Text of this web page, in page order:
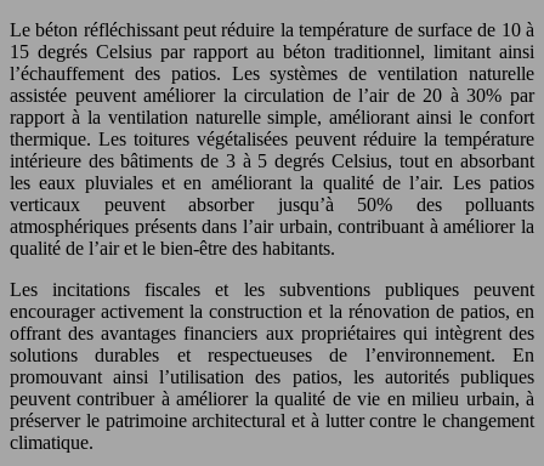
Le béton réfléchissant peut réduire la température de surface de 10 à
15 degrés Celsius par rapport au béton traditionnel, limitant ainsi
l’échauffement des patios. Les systèmes de ventilation naturelle
assistée peuvent améliorer la circulation de l’air de 20 à 30% par
rapport à la ventilation naturelle simple, améliorant ainsi le confort
thermique. Les toitures végétalisées peuvent réduire la température
intérieure des bâtiments de 3 à 5 degrés Celsius, tout en absorbant
les eaux pluviales et en améliorant la qualité de l’air. Les patios
verticaux peuvent absorber jusqu’à 50% des polluants
atmosphériques présents dans l’air urbain, contribuant à améliorer la
qualité de l’air et le bien-être des habitants.
Les incitations fiscales et les subventions publiques peuvent
encourager activement la construction et la rénovation de patios, en
offrant des avantages financiers aux propriétaires qui intègrent des
solutions durables et respectueuses de l’environnement. En
promouvant ainsi l’utilisation des patios, les autorités publiques
peuvent contribuer à améliorer la qualité de vie en milieu urbain, à
préserver le patrimoine architectural et à lutter contre le changement
climatique.